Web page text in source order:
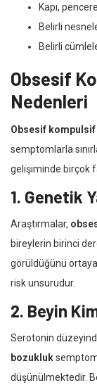
Kapı,
Belirli
Belirli
Obsesif
Nedenleri
Obsesif
semptomlarla
gelişiminde birçok
1. Genetik
Araştırmalar,
bireylerin birinci
görüldüğünü
risk unsurudur.
2. Beyin
Serotonin
bozukluk
düşünülmektedir.